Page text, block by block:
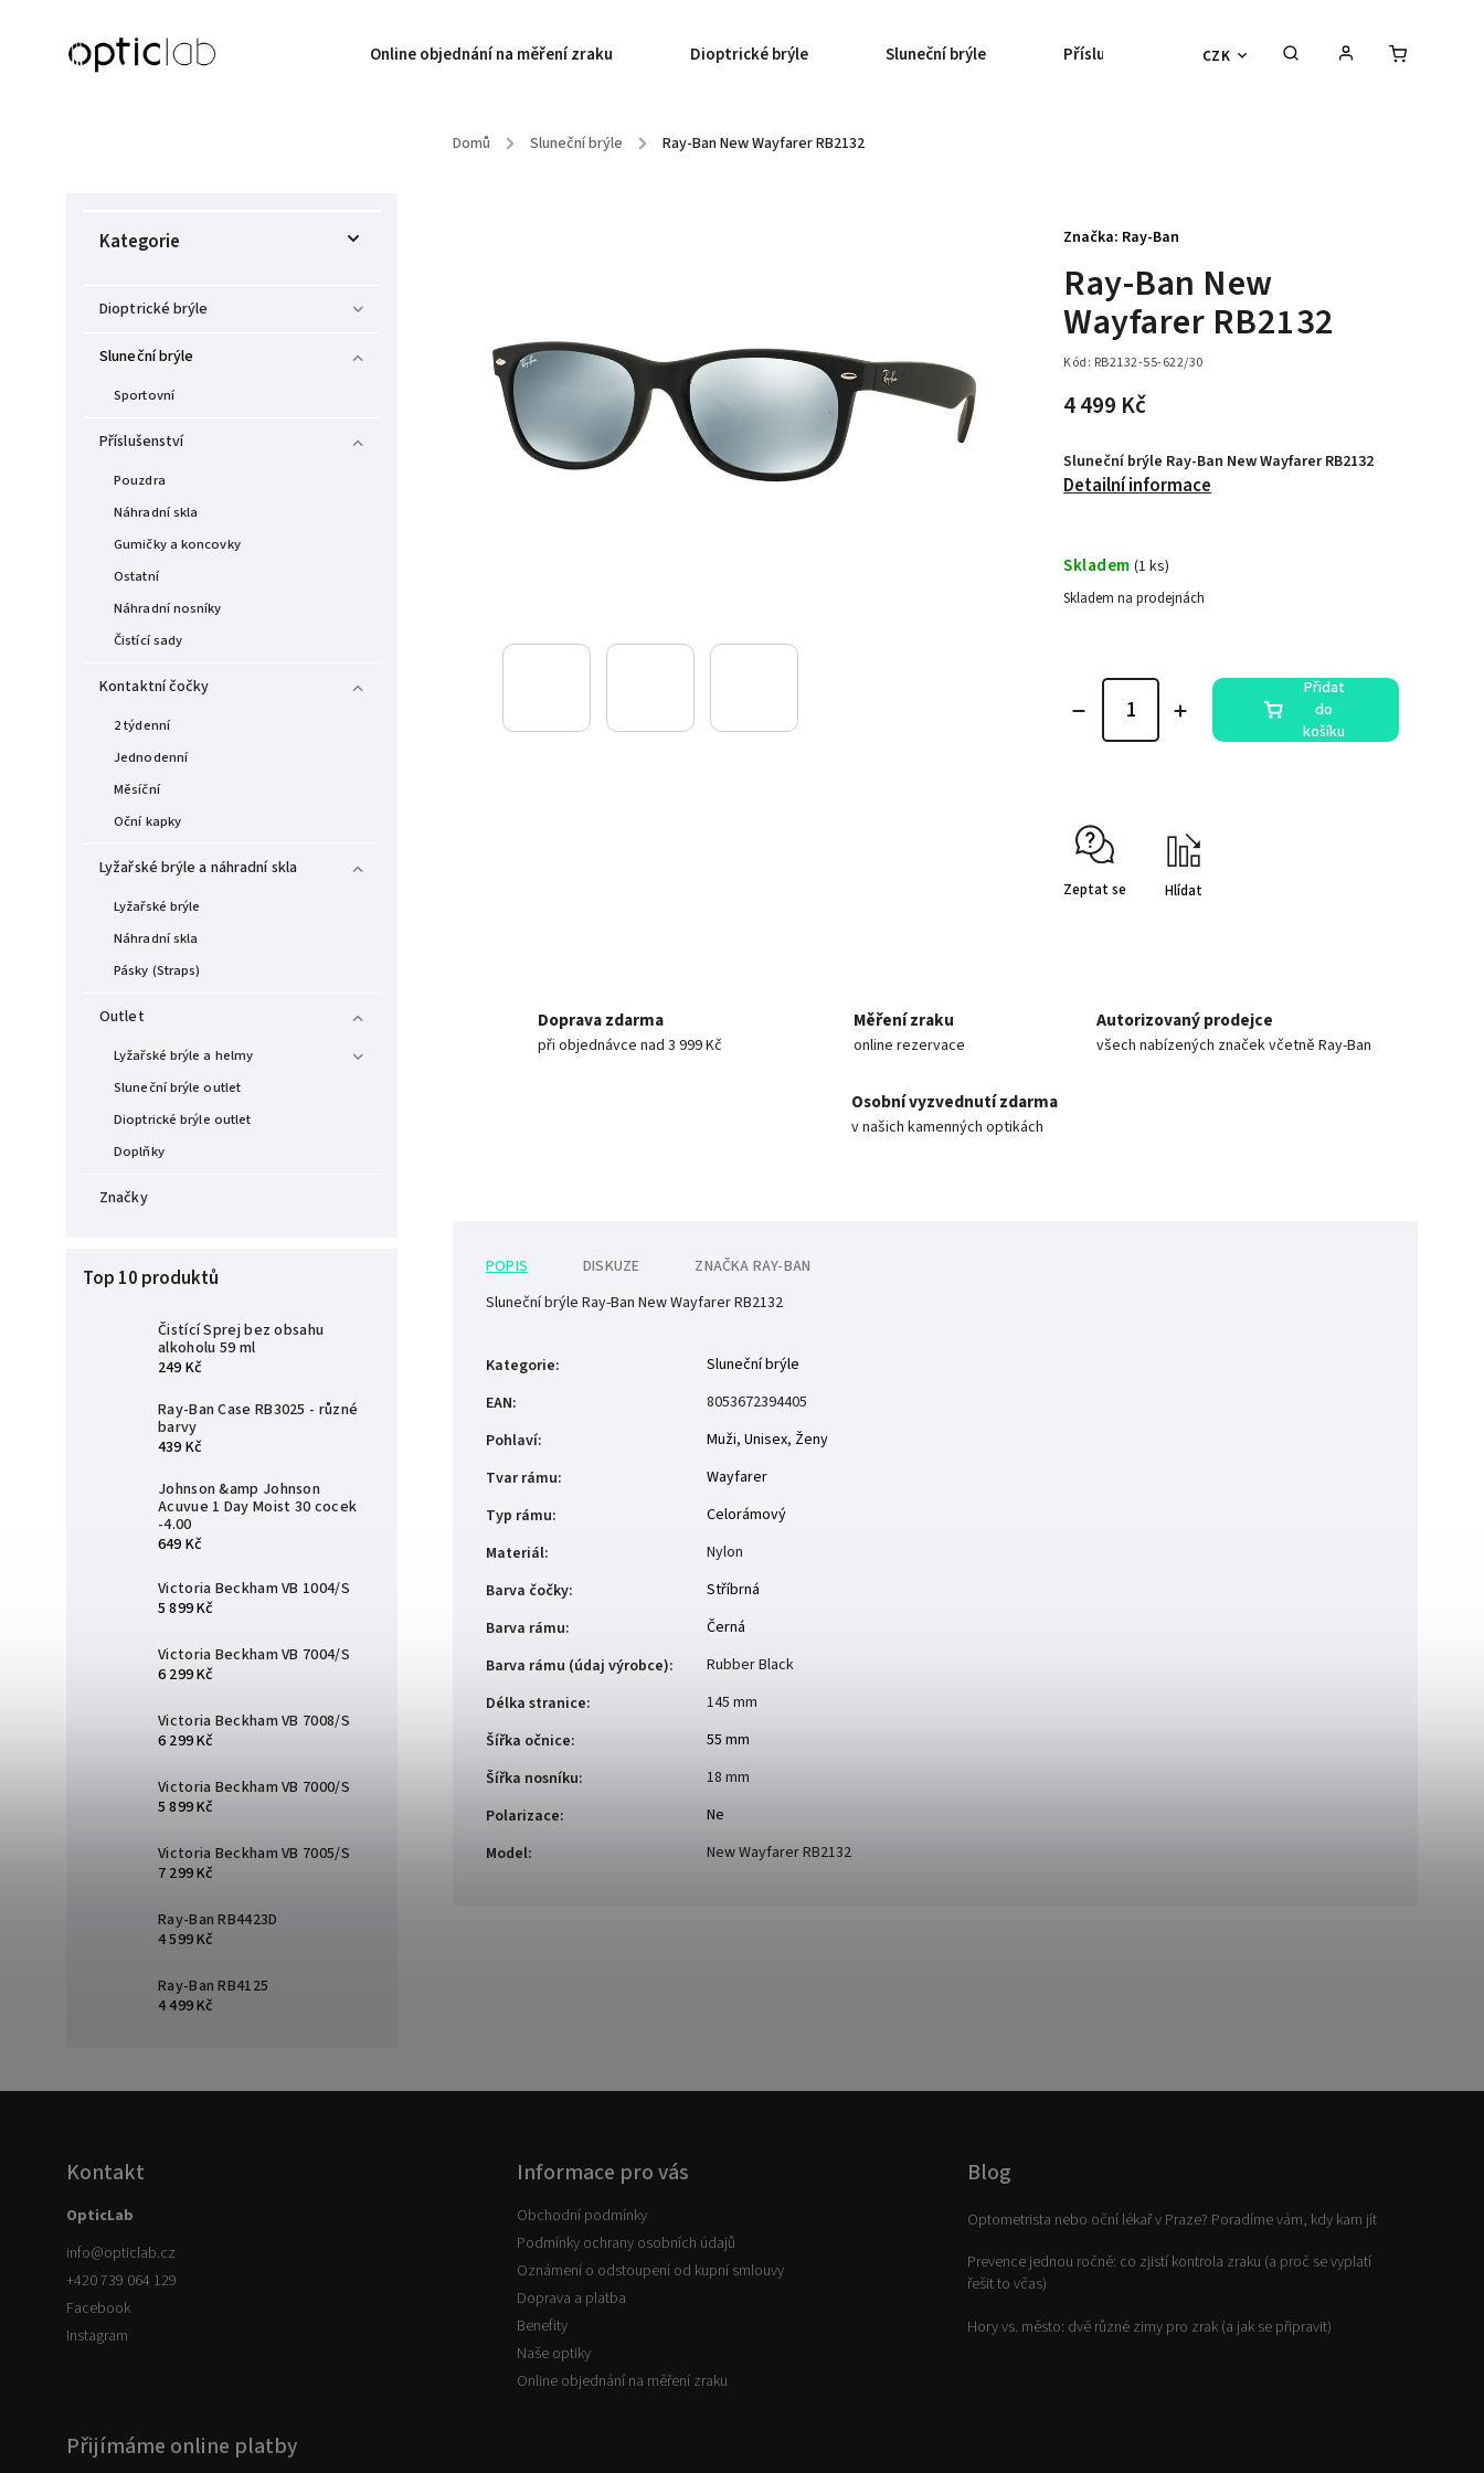
CZK
Online objednání na měření zraku Dioptrické brýle Sluneční brýle Příslušenství Kontaktní čočky
Domů / Sluneční brýle / Ray-Ban New Wayfarer RB2132
Kategorie
Dioptrické brýle
Sluneční brýle
Sportovní
Příslušenství
Pouzdra
Náhradní skla
Gumičky a koncovky
Ostatní
Náhradní nosníky
Čistící sady
Kontaktní čočky
2 týdenní
Jednodenní
Měsíční
Oční kapky
Lyžařské brýle a náhradní skla
Lyžařské brýle
Náhradní skla
Pásky (Straps)
Outlet
Lyžařské brýle a helmy
Sluneční brýle outlet
Dioptrické brýle outlet
Doplňky
Značky
Top 10 produktů
Čistící Sprej bez obsahu
alkoholu 59 ml
249 Kč
Ray-Ban Case RB3025 - různé
barvy
439 Kč
Johnson &amp Johnson
Acuvue 1 Day Moist 30 cocek
-4.00
649 Kč
Victoria Beckham VB 1004/S
5 899 Kč
Victoria Beckham VB 7004/S
6 299 Kč
Victoria Beckham VB 7008/S
6 299 Kč
Victoria Beckham VB 7000/S
5 899 Kč
Victoria Beckham VB 7005/S
7 299 Kč
Ray-Ban RB4423D
4 599 Kč
Ray-Ban RB4125
4 499 Kč
Ray-Ban New
Wayfarer RB2132
Kód: RB2132-55-622/30
4 499 Kč
Sluneční brýle Ray-Ban New Wayfarer RB2132
Detailní informace
Značka: Ray-Ban
Skladem (1 ks)
Skladem na prodejnách
Přidat
do
košíku
Zeptat se Hlídat
Doprava zdarma
při objednávce nad 3 999 Kč
Měření zraku
online rezervace
Autorizovaný prodejce
všech nabízených značek včetně Ray-Ban
Osobní vyzvednutí zdarma
v našich kamenných optikách
POPIS DISKUZE ZNAČKA RAY-BAN
Sluneční brýle Ray-Ban New Wayfarer RB2132
Kategorie:
Sluneční brýle
EAN:
8053672394405
Pohlaví: Muži, Unisex, Ženy
Tvar rámu:
Wayfarer
Typ rámu:
Celorámový
Materiál:
Nylon
Barva čočky:
Stříbrná
Barva rámu:
Černá
Barva rámu (údaj výrobce):
Rubber Black
Délka stranice:
145 mm
Šířka očnice:
55 mm
Šířka nosníku:
18 mm
Polarizace:
Ne
Model: New Wayfarer RB2132
Kontakt
OpticLab
info@opticlab.cz
+420 739 064 129
Facebook
Instagram
Informace pro vás
Obchodní podmínky
Podmínky ochrany osobních údajů
Oznámení o odstoupení od kupní smlouvy
Doprava a platba
Benefity
Naše optiky
Online objednání na měření zraku
Blog
Optometrista nebo oční lékař v Praze? Poradíme vám, kdy kam jít
Prevence jednou ročně: co zjistí kontrola zraku (a proč se vyplatí
řešit to včas)
Hory vs. město: dvě různé zimy pro zrak (a jak se připravit)
Přijímáme online platby